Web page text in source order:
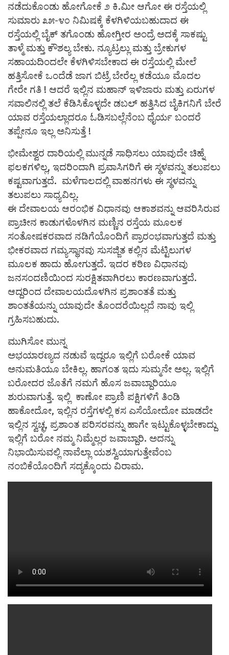
ನಡೆದುಕೊಂಡು ಹೋಗೋಕೆ ೨ ಕಿ.ಮೀ ಆಗೋ ಈ ರಸ್ತೆಯಲ್ಲಿ
ಸುಮಾರು ೩೫-೪೦ ನಿಮಿಷಕ್ಕೆ ಕೆಳಗಿಳಿಯಬಹುದಾದ ಈ
ರಸ್ತೆಯಲ್ಲಿ ಬೈಕ್ ತಗೊಂಡು ಹೋಗ್ತೀರ ಅಂದ್ರೆ ಅದಕ್ಕೆ ಸಾಕಷ್ಟು
ತಾಳ್ಮೆ ಮತ್ತು ಕೌಶಲ್ಯ ಬೇಕು. ನ್ಯೂಟ್ರಲ್ಲು ಮತ್ತು ಬ್ರೇಕುಗಳ
ಸಹಾಯದಿಂದಲೇ ಕೆಳಗಿಳಿಸಬೇಕಾದ ಈ ರಸ್ತೆಯಲ್ಲಿ ಮೇಲೆ
ಹತ್ತಿಸೋಕೆ ಒಂದೆಡೆ ಜಾಗ ಬಿಟ್ರೆ ಬೇರೆಲ್ಲ ಕಡೆಯೂ ಮೊದಲ
ಗೇರೇ ಗತಿ ! ಆದರೆ ಇಲ್ಲಿನ ಮಹಾನ್ ಇಳಿಜಾರು ಮತ್ತು ಏರುಗಳ
ಸವಾಲಿನಲ್ಲಿ ತಲೆ ಕೆಡಿಸಿಕೊಳ್ಳದೇ ಡಬಲ್ ಹತ್ತಿಸಿದ ಬೈಕಿಗನಿಗೆ ಬೇರೆ
ಯಾವ ರಸ್ತೆಯಲ್ಲಾದರೂ ಓಡಿಸಬಲ್ಲೆನೆಂಬ ಧೈರ್ಯ ಬಂದರೆ
ತಪ್ಪೇನೂ ಇಲ್ಲ ಅನಿಸುತ್ತೆ !
ಭೀಮೇಶ್ವರ ದಾರಿಯಲ್ಲಿ ಮುನ್ನಡೆ ಸಾಧಿಸಲು ಯಾವುದೇ ಚಿಹ್ನೆ
ಫಲಕಗಳಿಲ್ಲ, ಇದರಿಂದಾಗಿ ಪ್ರವಾಸಿಗರಿಗೆ ಈ ಸ್ಥಳವನ್ನು ತಲುಪಲು
ಕಷ್ಟವಾಗುತ್ತದೆ. ಮಳೆಗಾಲದಲ್ಲಿ ವಾಹನಗಳು ಈ ಸ್ಥಳವನ್ನು
ತಲುಪಲು ಸಾಧ್ಯವಿಲ್ಲ.
ಈ ದೇವಾಲಯ ಆರಂಭಿಕ ವಿಧಾನವು ಆಕಾಶವನ್ನು ಆವರಿಸಿರುವ
ಪ್ರಾಚೀನ ಕಾಡುಗಳೊಳಗಿನ ಮಣ್ಣಿನ ರಸ್ತೆಯ ಮೂಲಕ
ಸಂತೋಷಕರವಾದ ನಡಿಗೆಯೊಂದಿಗೆ ಪ್ರಾರಂಭವಾಗುತ್ತದೆ ಮತ್ತು
ಭೀಕರವಾದ ಗಮ್ಯಸ್ಥಾನವು ಸುಸಜ್ಜಿತ ಕಲ್ಲಿನ ಮೆಟ್ಟಿಲುಗಳ
ಮೂಲಕ ಹಾದು ಹೋಗುತ್ತದೆ. ಇದರ ಕಠಿಣ ವಿಧಾನವು
ಜನಸಂದಣಿಯಿಂದ ಸುರಕ್ಷಿತವಾಗಿರಲು ಕಾರಣವಾಗುತ್ತದೆ.
ಆದ್ದರಿಂದ ದೇವಾಲಯದೊಳಗಿನ ಪ್ರಶಾಂತತೆ ಮತ್ತು
ಶಾಂತತೆಯನ್ನು ಯಾವುದೇ ತೊಂದರೆಯಿಲ್ಲದೆ ನಾವು ಇಲ್ಲಿ
ಗ್ರಹಿಸಬಹುದು.
ಮುಗಿಸೋ ಮುನ್ನ
ಅಭಯಾರಣ್ಯದ ನಡುವೆ ಇದ್ದರೂ ಇಲ್ಲಿಗೆ ಬರೋಕೆ ಯಾವ
ಅನುಮತಿಯೂ ಬೇಕಿಲ್ಲ. ಹಾಗಂತ ಇದು ಸುಮ್ಮನೇ ಅಲ್ಲ. ಇಲ್ಲಿಗೆ
ಬರೋದರ ಜೊತೆಗೆ ನಮಗೆ ಹೊಸ ಜವಾಬ್ದಾರಿಯೂ
ಶುರುವಾಗುತ್ತೆ. ಇಲ್ಲಿ ಕಾಣೋ ಪ್ರಾಣಿ ಪಕ್ಷಿಗಳಿಗೆ ತಿಂಡಿ
ಹಾಕೋದೋ, ಇಲ್ಲಿನ ರಸ್ತೆಗಳಲ್ಲಿ ಕಸ ಎಸೆಯೋದೋ ಮಾಡದೇ
ಇಲ್ಲಿನ ಸ್ವಚ್ಛ, ಪ್ರಶಾಂತ ಪರಿಸರವನ್ನು ಹಾಗೇ ಇಟ್ಟುಕೊಳ್ಳಬೇಕಾದ್ದು
ಇಲ್ಲಿಗೆ ಬರೋ ನಮ್ಮ ನಿಮ್ಮೆಲ್ಲರ ಜವಾಬ್ದಾರಿ. ಅದನ್ನು
ನಿಭಾಯಿಸುವಲ್ಲಿ ನಾವೆಲ್ಲಾ ಯಶಸ್ವಿಯಾಗುತ್ತೇವೆಂಬ
ನಂಬಿಕೆಯೊಂದಿಗೆ ಸದ್ಯಕ್ಕೊಂದು ವಿರಾಮ.